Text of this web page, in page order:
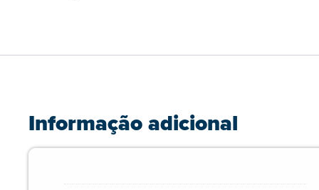
Informação adicional